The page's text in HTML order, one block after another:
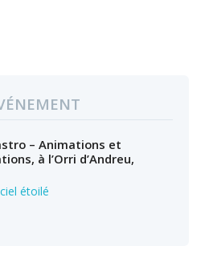
– Animations et
à l’Orri d’Andreu,
étoilé